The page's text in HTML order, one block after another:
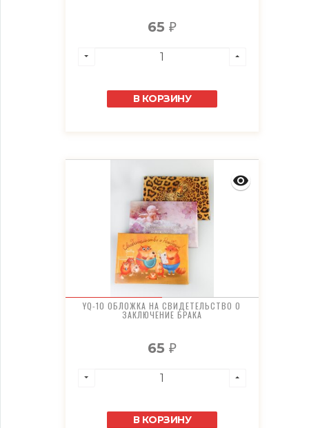
65 ₽
В КОРЗИНУ
YQ-10 ОБЛОЖКА НА СВИДЕТЕЛЬСТВО О
ЗАКЛЮЧЕНИЕ БРАКА
65 ₽
В КОРЗИНУ